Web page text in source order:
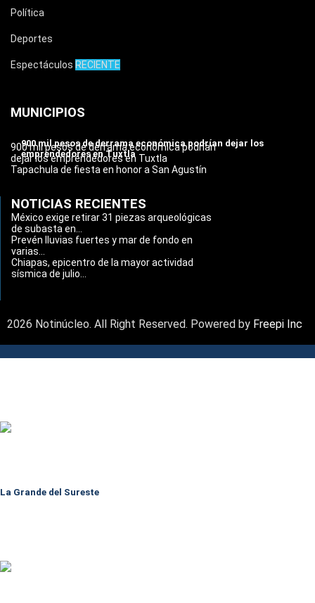
Política
Deportes
Espectáculos RECIENTE
MUNICIPIOS
900 mil pesos de derrama económica podrían dejar los
emprendedores en Tuxtla
900 mil pesos de derrama económica podrían
dejar los emprendedores en Tuxtla
Tapachula de fiesta en honor a San Agustín
NOTICIAS RECIENTES
México exige retirar 31 piezas arqueológicas
de subasta en...
Prevén lluvias fuertes y mar de fondo en
varias...
Chiapas, epicentro de la mayor actividad
sísmica de julio...
2026 Notinúcleo. All Right Reserved. Powered by Freepi Inc
La Grande del Sureste